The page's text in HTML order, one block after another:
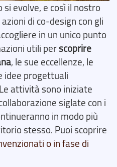
evolve, e così il nostro
di co-design con gli
in un unico punto
utili perscoprire
, le sue eccellenze, le
idee progettuali
attività sono iniziate
siglate con i
in modo più
stesso. Puoi scoprire
o in fase di